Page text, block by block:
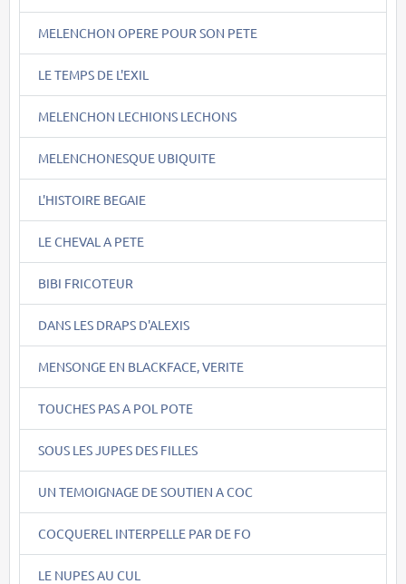
MELENCHON OPERE POUR SON PETE
LE TEMPS DE L'EXIL
MELENCHON LECHIONS LECHONS
MELENCHONESQUE UBIQUITE
L'HISTOIRE BEGAIE
LE CHEVAL A PETE
BIBI FRICOTEUR
DANS LES DRAPS D'ALEXIS
MENSONGE EN BLACKFACE, VERITE
TOUCHES PAS A POL POTE
SOUS LES JUPES DES FILLES
UN TEMOIGNAGE DE SOUTIEN A COC
COCQUEREL INTERPELLE PAR DE FO
LE NUPES AU CUL